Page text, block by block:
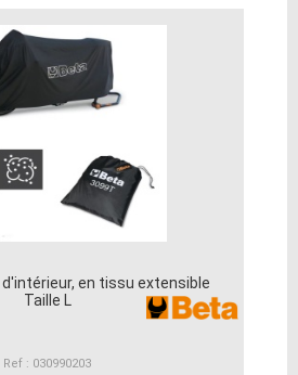
en tissu extensible
Taille L
Ref : 030990203